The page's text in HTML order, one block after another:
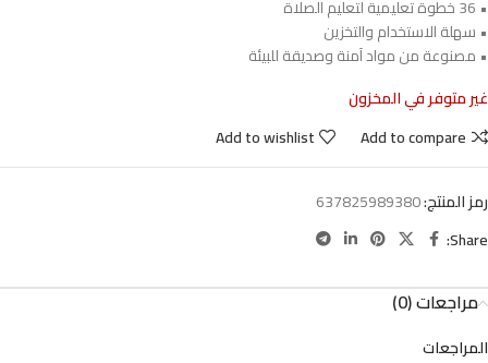
• 36 خطوة تعليمية لتعليم الصلاة
• سهلة الاستخدام والتخزين
• مصنوعة من مواد آمنة وصديقة للبيئة
غير متوفر في المخزون
Add to compare
Add to wishlist
رمز المنتج:637825989380
Share:
مراجعات (0)
المراجعات